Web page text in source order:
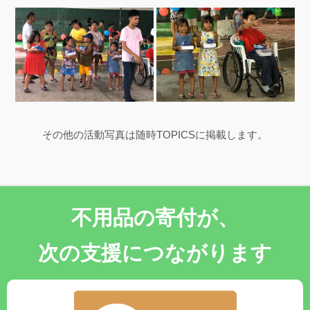
その他の活動写真は随時TOPICSに掲載します。
不用品の寄付が、
次の支援につながります